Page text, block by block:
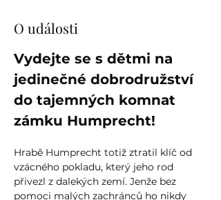
O události
Vydejte se s dětmi na
jedinečné dobrodružství
do tajemných komnat
zámku Humprecht!
Hrabě Humprecht totiž ztratil klíč od
vzácného pokladu, který jeho rod
přivezl z dalekých zemí. Jenže bez
pomoci malých zachránců ho nikdy